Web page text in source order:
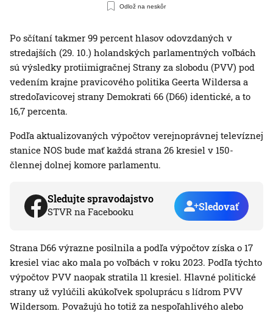
Odlož na neskôr
Po sčítaní takmer 99 percent hlasov odovzdaných v
stredajších (29. 10.) holandských parlamentných voľbách
sú výsledky protiimigračnej Strany za slobodu (PVV) pod
vedením krajne pravicového politika Geerta Wildersa a
stredoľavicovej strany Demokrati 66 (D66) identické, a to
16,7 percenta.
Podľa aktualizovaných výpočtov verejnoprávnej televíznej
stanice NOS bude mať každá strana 26 kresiel v 150-
člennej dolnej komore parlamentu.
Sledujte spravodajstvo
STVR na Facebooku Sledovať
Strana D66 výrazne posilnila a podľa výpočtov získa o 17
kresiel viac ako mala po voľbách v roku 2023. Podľa týchto
výpočtov PVV naopak stratila 11 kresiel. Hlavné politické
strany už vylúčili akúkoľvek spoluprácu s lídrom PVV
Wildersom. Považujú ho totiž za nespoľahlivého alebo